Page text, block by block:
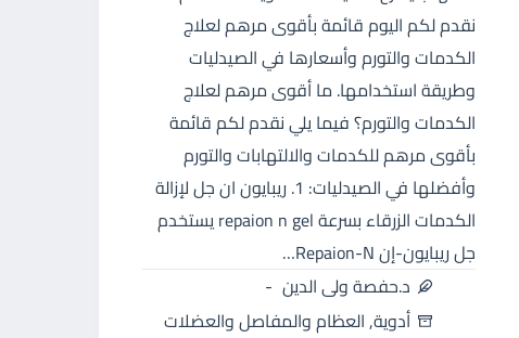
نقدم لكم اليوم قائمة بأقوى مرهم لعلاج
الكدمات والتورم وأسعارها في الصيدليات
وطريقة استخدامها. ما أقوى مرهم لعلاج
الكدمات والتورم؟ فيما يلي نقدم لكم قائمة
بأقوى مرهم للكدمات والالتهابات والتورم
وأفضلها في الصيدليات: 1. ريبايون ان جل لإزالة
الكدمات الزرقاء بسرعة repaion n gel يستخدم
جل ريبايون-إن Repaion-N…
د.حفصة ولى الدين
أدوية,العظام والمفاصل والعضلات